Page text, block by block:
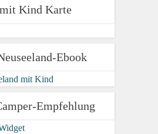
Kind Karte
Ebook
Empfehlung